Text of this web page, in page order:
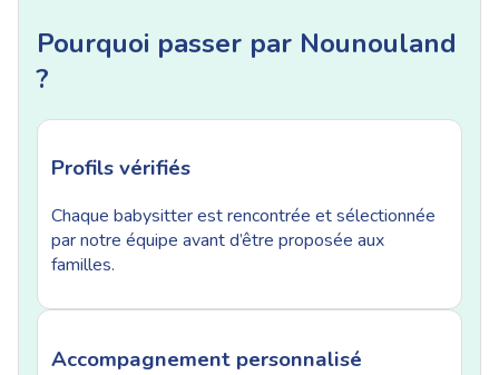
Pourquoi passer par Nounouland
?
Profils vérifiés
Chaque babysitter est rencontrée et sélectionnée
par notre équipe avant d’être proposée aux
familles.
Accompagnement personnalisé